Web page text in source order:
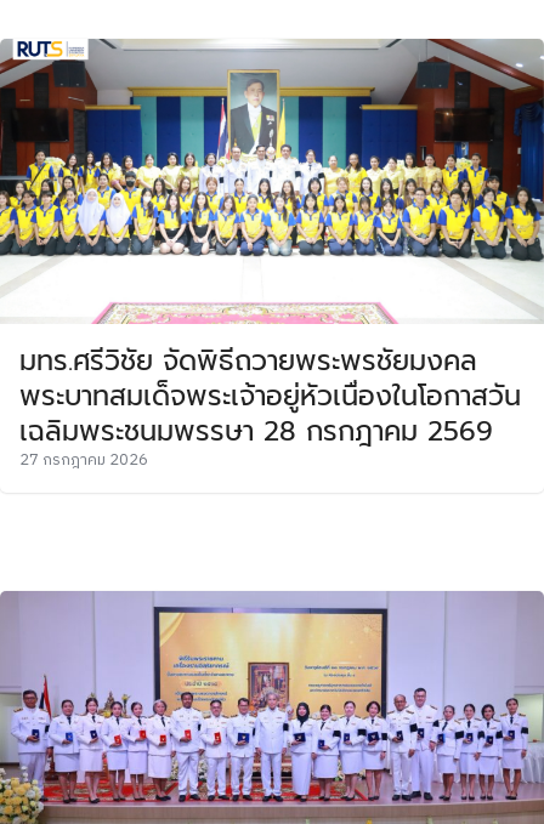
มทร.ศรีวิชัย จัดพิธีถวายพระพรชัยมงคล
พระบาทสมเด็จพระเจ้าอยู่หัวเนื่องในโอกาสวัน
เฉลิมพระชนมพรรษา 28 กรกฎาคม 2569
27 กรกฎาคม 2026